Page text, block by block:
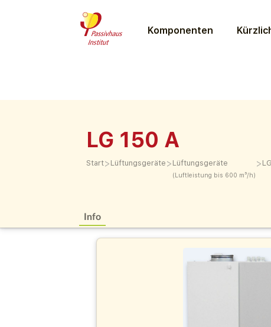
Komponenten
LG 150 A
Start> Lüftungs­geräte > Lüftungs­geräte
(Luftleistung bis 600 m³/h)
>
Info